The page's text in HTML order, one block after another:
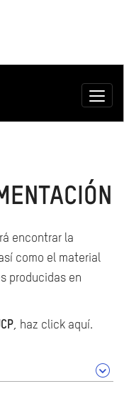
encontrar la
como el material
producidas en
, haz click aquí.